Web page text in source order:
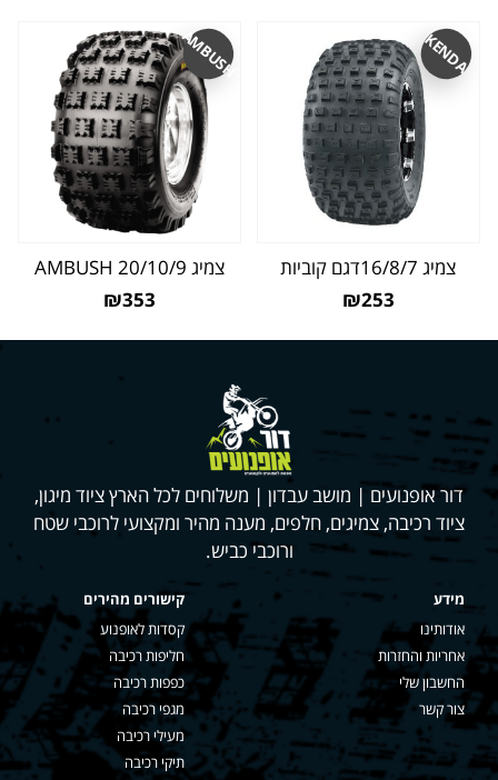
KENDA
צמיג 16/8/7דגם קוביות
₪253
AMBUSH
צמיג 20/10/9 AMBUSH
₪353
דור אופנועים | מושב עבדון | משלוחים לכל הארץ ציוד מיגון,
ציוד רכיבה, צמיגים, חלפים, מענה מהיר ומקצועי לרוכבי שטח
ורוכבי כביש.
מידע
אודותינו
אחריות והחזרות
החשבון שלי
צור קשר
קישורים מהירים
קסדות לאופנוע
חליפות רכיבה
כפפות רכיבה
מגפי רכיבה
מעילי רכיבה
תיקי רכיבה